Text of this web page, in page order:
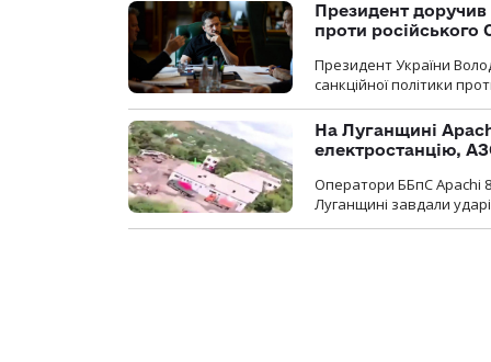
Президент доручив
проти російського
Президент України
санкційної політики
На Луганщині
електростанцію,
Оператори ББпС Apachi
Луганщині завдали